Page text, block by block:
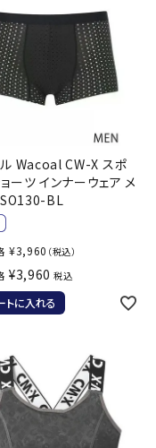
Wacoal CW-X スポ
ーツ インナーウェア メ
BL
¥3,960 （税込）
¥3,960 税込
トに入れる